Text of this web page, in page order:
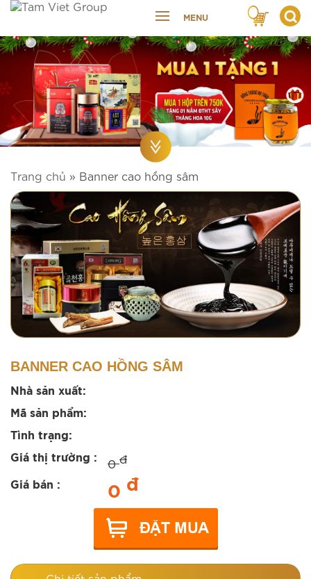
MENU
Trang chủ » Banner cao hồng sâm
BANNER CAO HỒNG SÂM
Nhà sản xuất:
Mã sản phẩm:
Tình trạng:
Giá thị trường :
0đ
Giá bán : 0 đ